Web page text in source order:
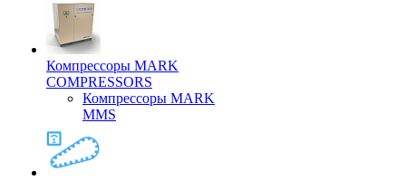
Компрессоры MARK
COMPRESSORS
Компрессоры MARK
MMS